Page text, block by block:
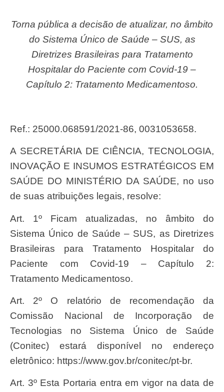
Torna pública a decisão de atualizar, no âmbito
do Sistema Único de Saúde – SUS, as
Diretrizes Brasileiras para Tratamento
Hospitalar do Paciente com Covid-19 –
Capítulo 2: Tratamento Medicamentoso.
Ref.: 25000.068591/2021-86, 0031053658.
A SECRETÁRIA DE CIÊNCIA, TECNOLOGIA,
INOVAÇÃO E INSUMOS ESTRATÉGICOS EM
SAÚDE DO MINISTÉRIO DA SAÚDE, no uso
de suas atribuições legais, resolve:
Art. 1º Ficam atualizadas, no âmbito do
Sistema Único de Saúde – SUS, as Diretrizes
Brasileiras para Tratamento Hospitalar do
Paciente com Covid-19 – Capítulo 2:
Tratamento Medicamentoso.
Art. 2º O relatório de recomendação da
Comissão Nacional de Incorporação de
Tecnologias no Sistema Único de Saúde
(Conitec) estará disponível no endereço
eletrônico: https://www.gov.br/conitec/pt-br.
Art. 3º Esta Portaria entra em vigor na data de